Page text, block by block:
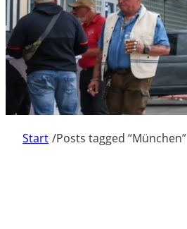
Start /Posts tagged “München”